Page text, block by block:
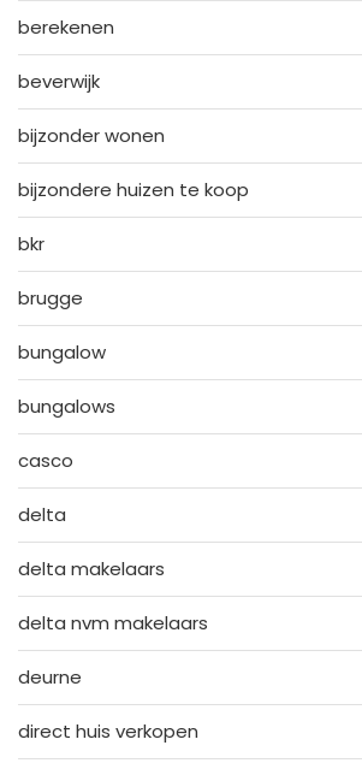
berekenen
beverwijk
bijzonder wonen
bijzondere huizen te koop
bkr
brugge
bungalow
bungalows
casco
delta
delta makelaars
delta nvm makelaars
deurne
direct huis verkopen